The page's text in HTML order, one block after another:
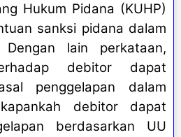
Hukum Pidana (KUHP)
sanksi pidana dalam
lain perkataan,
debitor dapat
penggelapan dalam
debitor dapat
berdasarkan UU